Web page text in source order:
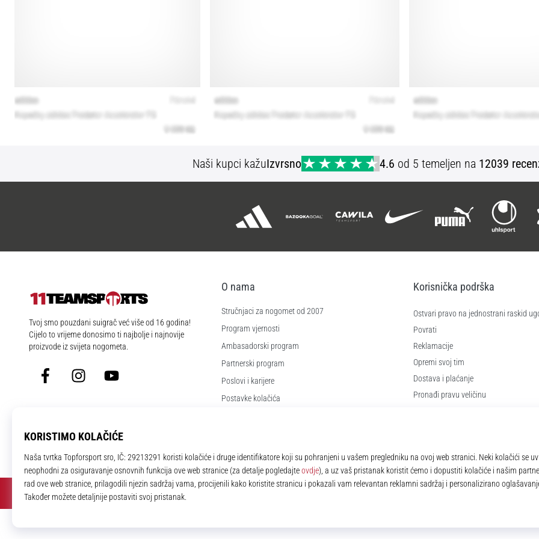
Naši kupci kažuIzvrsno 4.6 od 5 temeljen na 12039
11teamsports.hr
Tvoj smo pouzdani suigrač već više od 16 godina!
Cijelo to vrijeme donosimo ti najbolje i najnovije
proizvode iz svijeta nogometa.
FacebookInstagramYouTube
O nama
Stručnjaci za nogomet od 2007
Program vjernosti
Ambasadorski program
Partnerski program
Poslovi i karijere
Postavke kolačića
Korisnička podrška
Ostvari pravo na jednostrani raskid
Povrati
Reklamacije
Opremi svoj tim
Dostava i plaćanje
Pronađi pravu veličinu